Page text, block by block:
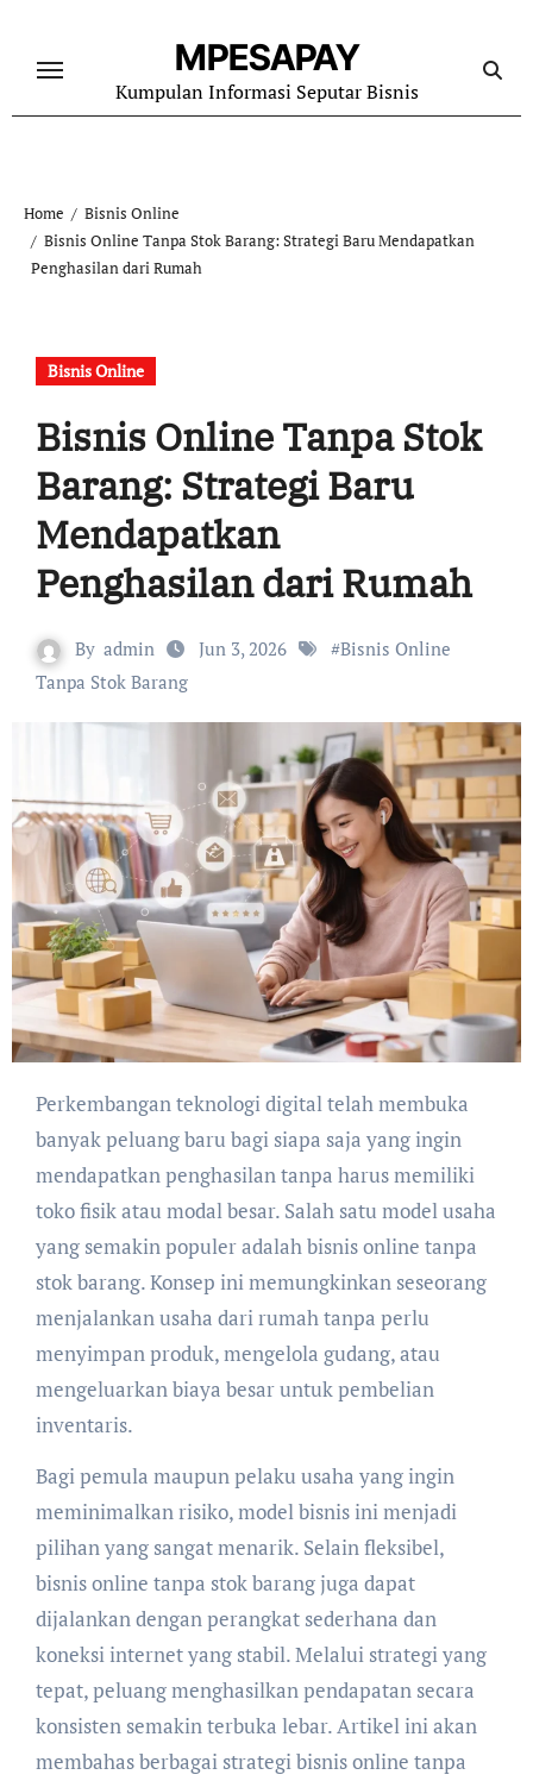
content
MPESAPAY
Kumpulan Informasi Seputar Bisnis
Home
Bisnis Online
Bisnis Online Tanpa Stok Barang: Strategi Baru Mendapatkan
Penghasilan dari Rumah
Bisnis Online
Bisnis Online Tanpa Stok
Barang: Strategi Baru
Mendapatkan
Penghasilan dari Rumah
By admin Jun 3, 2026 #Bisnis Online
Tanpa Stok Barang
Perkembangan teknologi digital telah membuka
banyak peluang baru bagi siapa saja yang ingin
mendapatkan penghasilan tanpa harus memiliki
toko fisik atau modal besar. Salah satu model usaha
yang semakin populer adalah bisnis online tanpa
stok barang. Konsep ini memungkinkan seseorang
menjalankan usaha dari rumah tanpa perlu
menyimpan produk, mengelola gudang, atau
mengeluarkan biaya besar untuk pembelian
inventaris.
Bagi pemula maupun pelaku usaha yang ingin
meminimalkan risiko, model bisnis ini menjadi
pilihan yang sangat menarik. Selain fleksibel,
bisnis online tanpa stok barang juga dapat
dijalankan dengan perangkat sederhana dan
koneksi internet yang stabil. Melalui strategi yang
tepat, peluang menghasilkan pendapatan secara
konsisten semakin terbuka lebar. Artikel ini akan
membahas berbagai strategi bisnis online tanpa